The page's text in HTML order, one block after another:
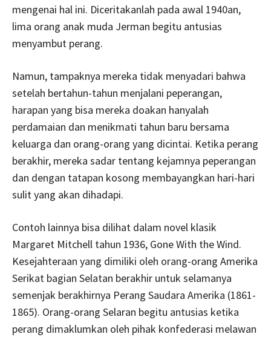
mengenai hal ini. Diceritakanlah pada awal 1940an,
lima orang anak muda Jerman begitu antusias
menyambut perang.
Namun, tampaknya mereka tidak menyadari bahwa
setelah bertahun-tahun menjalani peperangan,
harapan yang bisa mereka doakan hanyalah
perdamaian dan menikmati tahun baru bersama
keluarga dan orang-orang yang dicintai. Ketika perang
berakhir, mereka sadar tentang kejamnya peperangan
dan dengan tatapan kosong membayangkan hari-hari
sulit yang akan dihadapi.
Contoh lainnya bisa dilihat dalam novel klasik
Margaret Mitchell tahun 1936, Gone With the Wind.
Kesejahteraan yang dimiliki oleh orang-orang Amerika
Serikat bagian Selatan berakhir untuk selamanya
semenjak berakhirnya Perang Saudara Amerika (1861-
1865). Orang-orang Selaran begitu antusias ketika
perang dimaklumkan oleh pihak konfederasi melawan